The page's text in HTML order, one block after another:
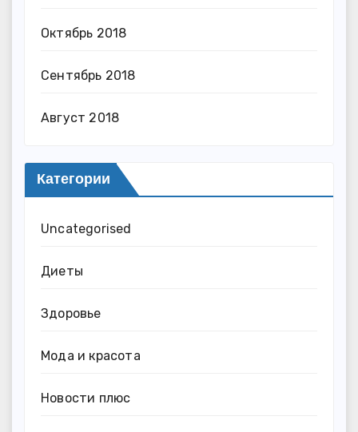
Октябрь 2018
Сентябрь 2018
Август 2018
Категории
Uncategorised
Диеты
Здоровье
Мода и красота
Новости плюс